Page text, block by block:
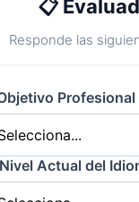
📋
Responde las
Profesional
Actual del